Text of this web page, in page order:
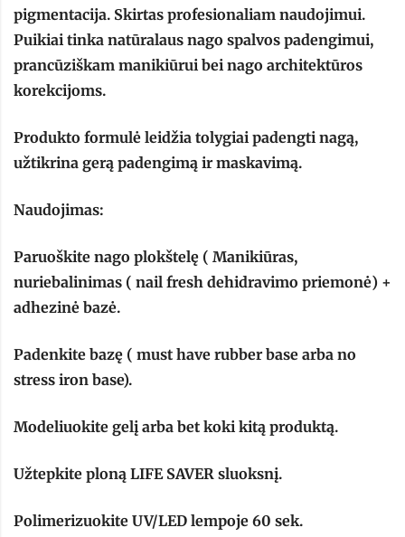
pigmentacija. Skirtas profesionaliam naudojimui.
Puikiai tinka natūralaus nago spalvos padengimui,
prancūziškam manikiūrui bei nago architektūros
korekcijoms.
Produkto formulė leidžia tolygiai padengti nagą,
užtikrina gerą padengimą ir maskavimą.
Naudojimas:
Paruoškite nago plokštelę ( Manikiūras,
nuriebalinimas ( nail fresh dehidravimo priemonė) +
adhezinė bazė.
Padenkite bazę ( must have rubber base arba no
stress iron base).
Modeliuokite gelį arba bet koki kitą produktą.
Užtepkite ploną LIFE SAVER sluoksnį.
Polimerizuokite UV/LED lempoje 60 sek.